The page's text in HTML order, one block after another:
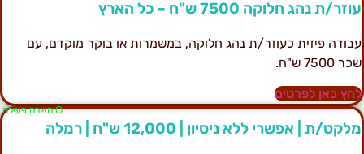
ת נהג חלוקה 7500 ש"ח – כל הארץ
פיזית כעוזר/ת נהג חלוקה, במשמרות או בוקר מוקדם, עם
7500 ש"ח.
כאן לפרטים
Ο משרה פעילה
ת | אפשרי ללא ניסיון | 12,000 ש"ח | רמלה